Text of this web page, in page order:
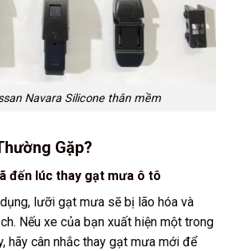
Navara Silicone thân mềm
Gặp?
đến lúc thay gạt mưa ô tô
lưỡi gạt mưa sẽ bị lão hóa và
Nếu xe của bạn xuất hiện một trong
hãy cân nhắc thay gạt mưa mới để